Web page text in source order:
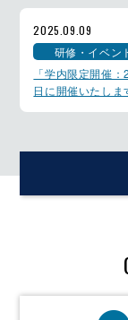
2025.09.09
研修・イベン
「学内限定開催
日に開催いたしま